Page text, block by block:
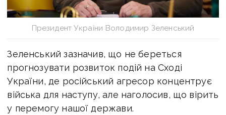
Президент України Володимир Зеленський
Зеленський зазначив, що не береться
прогнозувати розвиток подій на Сході
України, де російський агресор концентрує
війська для наступу, але наголосив, що вірить
у перемогу нашої держави.